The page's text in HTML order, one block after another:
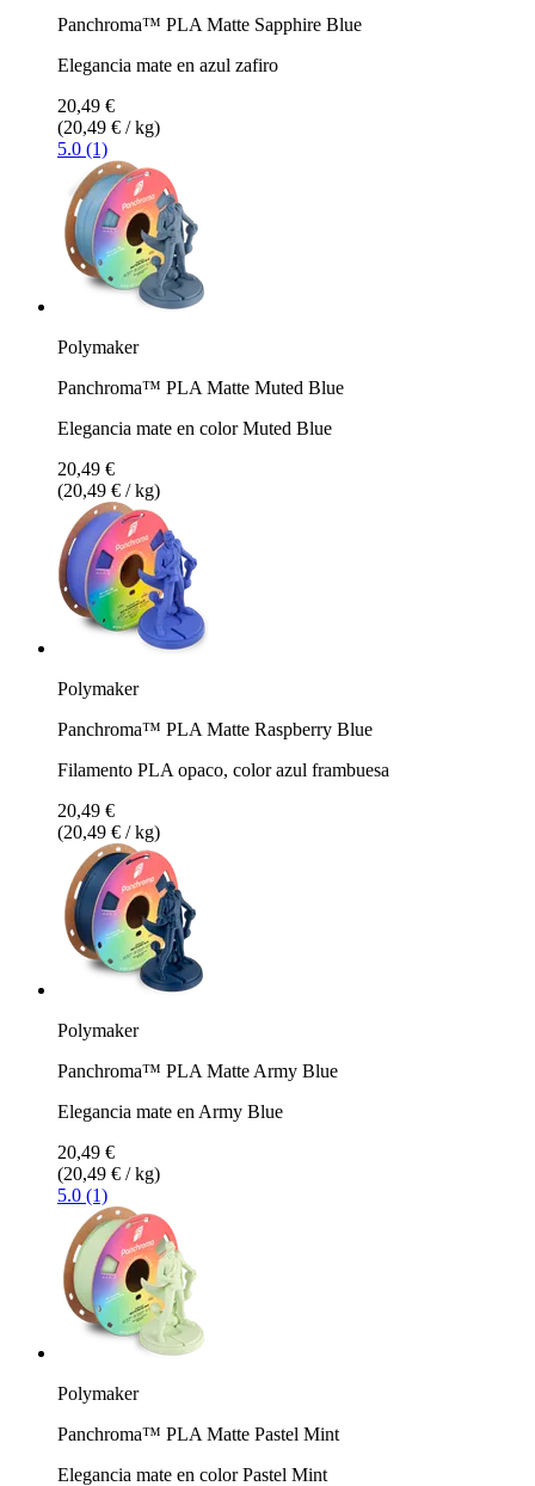
Panchroma™ PLA Matte Sapphire Blue
Elegancia mate en azul zafiro
20,49 €
(20,49 € / kg)
5.0 (1)
Polymaker
Panchroma™ PLA Matte Muted Blue
Elegancia mate en color Muted Blue
20,49 €
(20,49 € / kg)
Polymaker
Panchroma™ PLA Matte Raspberry Blue
Filamento PLA opaco, color azul frambuesa
20,49 €
(20,49 € / kg)
Polymaker
Panchroma™ PLA Matte Army Blue
Elegancia mate en Army Blue
20,49 €
(20,49 € / kg)
5.0 (1)
Polymaker
Panchroma™ PLA Matte Pastel Mint
Elegancia mate en color Pastel Mint